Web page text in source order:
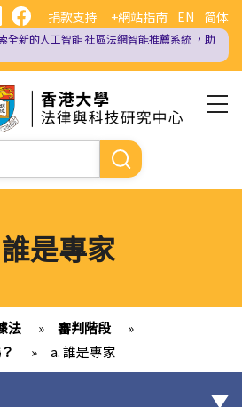
EN 简体
捐款支持 +網站指南
全新的人工智能社區法網智能推薦系統 ，助
是專家
法 » 審判階段
»
» a. 誰是專家